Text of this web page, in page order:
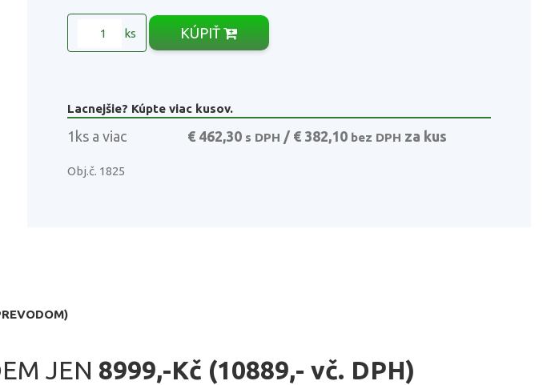
ks KÚPIŤ
Lacnejšie? Kúpte viac kusov.
1ks a viac € 462,30s DPH / € 382,10 bez DPH za kus
Obj.č. 1825
JEN 8999,-Kč (10889,- vč. DPH)